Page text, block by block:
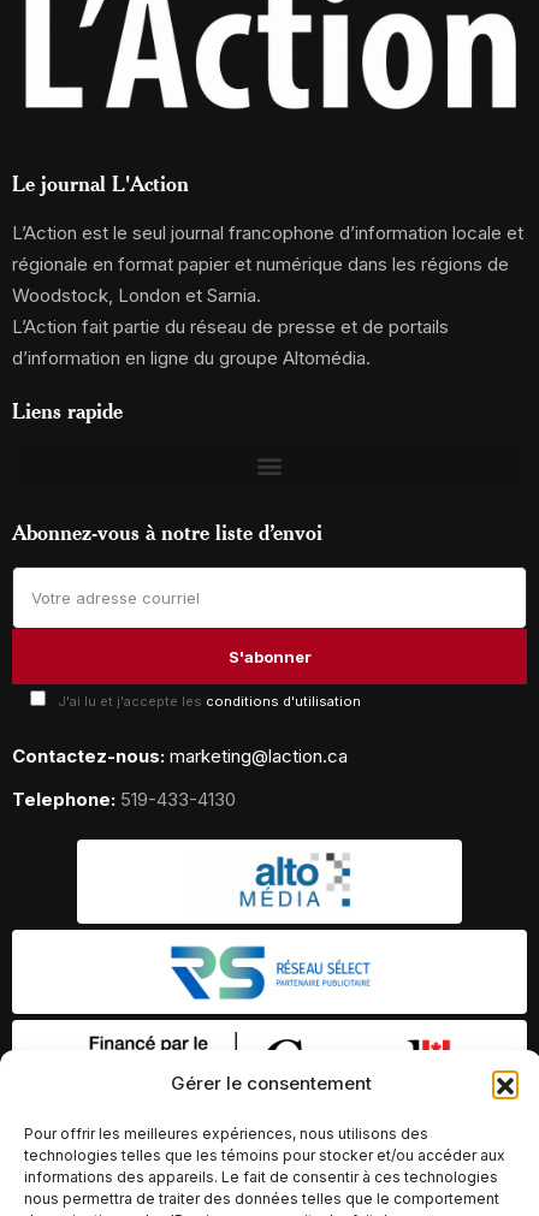
Gérer le consentement
Pour offrir les meilleures expériences, nous utilisons des
technologies telles que les témoins pour stocker et/ou accéder aux
informations des appareils. Le fait de consentir à ces technologies
nous permettra de traiter des données telles que le comportement
Le journal L'Action
L’Action est le seul journal francophone d’information locale et
régionale en format papier et numérique dans les régions de
Woodstock, London et Sarnia.
L’Action fait partie du réseau de presse et de portails
d’information en ligne du groupe Altomédia.
Liens rapide
Abonnez-vous à notre liste d’envoi
J'ai lu et j'accepte les conditions d'utilisation
Contactez-nous: marketing@laction.ca
Telephone: 519-433-4130